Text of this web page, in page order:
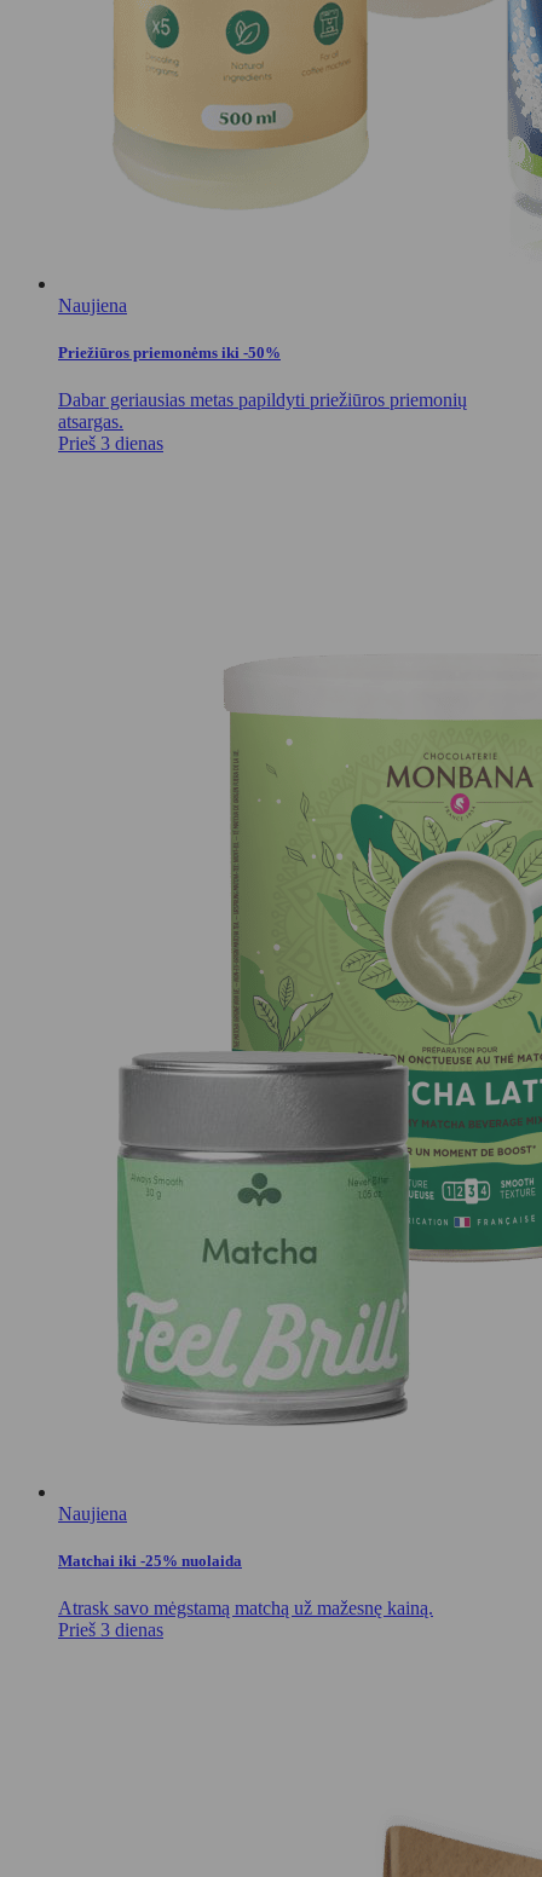
Naujiena
Priežiūros priemonėms iki -50%
Dabar geriausias metas papildyti priežiūros priemonių
atsargas.
Prieš 3 dienas
Naujiena
Matchai iki -25% nuolaida
Atrask savo mėgstamą matchą už mažesnę kainą.
Prieš 3 dienas